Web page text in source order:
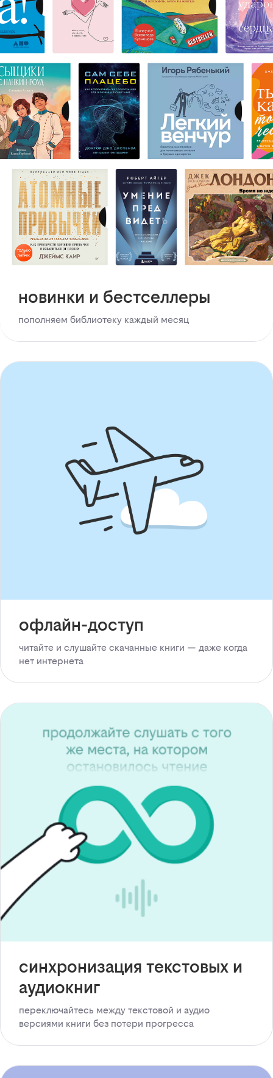
новинки и бестселлеры
пополняем библиотеку каждый месяц
офлайн-доступ
читайте и слушайте скачанные книги — даже когда
нет интернета
синхронизация текстовых и
аудиокниг
переключайтесь между текстовой и аудио
версиями книги без потери прогресса